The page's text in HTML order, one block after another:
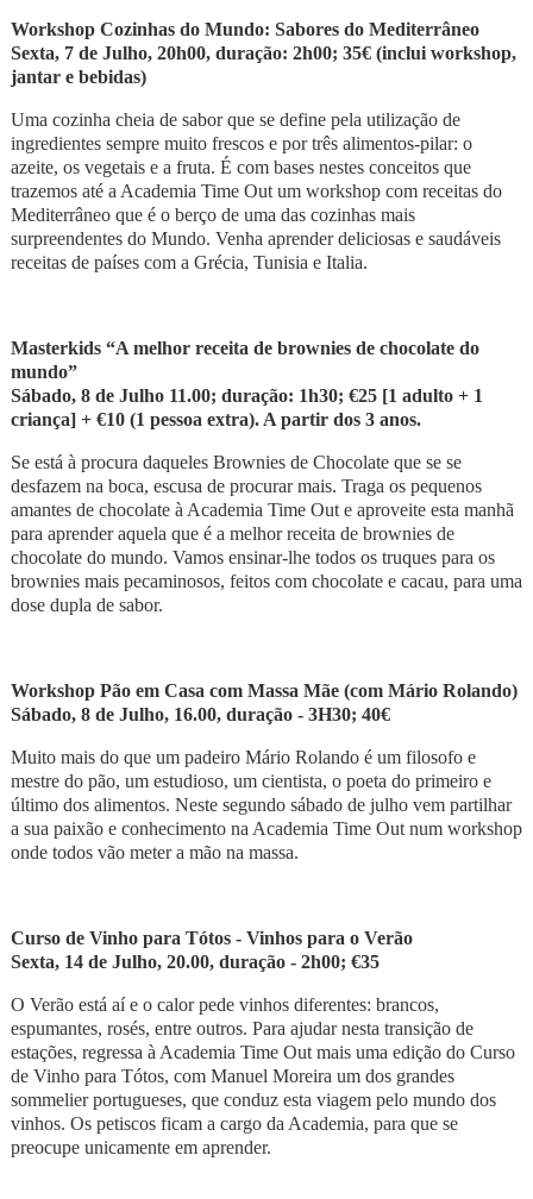
Workshop Cozinhas do Mundo: Sabores do Mediterrâneo
Sexta, 7 de Julho, 20h00, duração: 2h00; 35€ (inclui workshop,
jantar e bebidas)
Uma cozinha cheia de sabor que se define pela utilização de
ingredientes sempre muito frescos e por três alimentos-pilar: o
azeite, os vegetais e a fruta. É com bases nestes conceitos que
trazemos até a Academia Time Out um workshop com receitas do
Mediterrâneo que é o berço de uma das cozinhas mais
surpreendentes do Mundo. Venha aprender deliciosas e saudáveis
receitas de países com a Grécia, Tunisia e Italia.
Masterkids “A melhor receita de brownies de chocolate do
mundo”
Sábado, 8 de Julho 11.00; duração: 1h30; €25 [1 adulto + 1
criança] + €10 (1 pessoa extra). A partir dos 3 anos.
Se está à procura daqueles Brownies de Chocolate que se se
desfazem na boca, escusa de procurar mais. Traga os pequenos
amantes de chocolate à Academia Time Out e aproveite esta manhã
para aprender aquela que é a melhor receita de brownies de
chocolate do mundo. Vamos ensinar-lhe todos os truques para os
brownies mais pecaminosos, feitos com chocolate e cacau, para uma
dose dupla de sabor.
Workshop Pão em Casa com Massa Mãe (com Mário Rolando)
Sábado, 8 de Julho, 16.00, duração - 3H30; 40€
Muito mais do que um padeiro Mário Rolando é um filosofo e
mestre do pão, um estudioso, um cientista, o poeta do primeiro e
último dos alimentos. Neste segundo sábado de julho vem partilhar
a sua paixão e conhecimento na Academia Time Out num workshop
onde todos vão meter a mão na massa.
Curso de Vinho para Tótos - Vinhos para o Verão
Sexta, 14 de Julho, 20.00, duração - 2h00; €35
O Verão está aí e o calor pede vinhos diferentes: brancos,
espumantes, rosés, entre outros. Para ajudar nesta transição de
estações, regressa à Academia Time Out mais uma edição do Curso
de Vinho para Tótos, com Manuel Moreira um dos grandes
sommelier portugueses, que conduz esta viagem pelo mundo dos
vinhos. Os petiscos ficam a cargo da Academia, para que se
preocupe unicamente em aprender.